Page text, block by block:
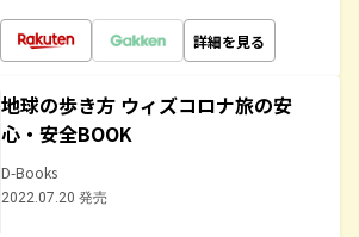
詳細を見る
地球の歩き方 ウィズコロナ旅の安
心・安全BOOK
D-Books
2022.07.20 発売